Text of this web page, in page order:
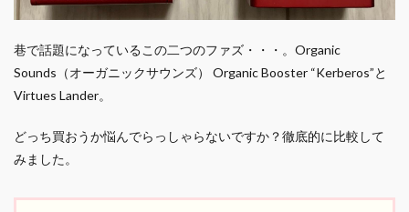
巷で話題になっているこの二つのファズ・・・。Organic
Sounds（オーガニックサウンズ） Organic Booster “Kerberos”と
Virtues Lander。
どっち買おうか悩んでらっしゃらないですか？徹底的に比較して
みました。